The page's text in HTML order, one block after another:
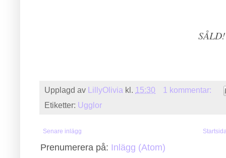
SÅLD!
Upplagd av LillyOlivia kl. 15:30
1 kommentar:
Etiketter: Ugglor
Senare inlägg
Prenumerera på: Inlägg (Atom)